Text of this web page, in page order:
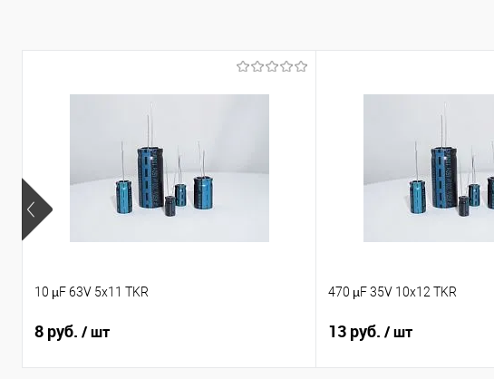
10 µF 63V 5x11 TKR
8 руб. / шт
470 µF 35V 10x12 TKR
13 руб. / шт